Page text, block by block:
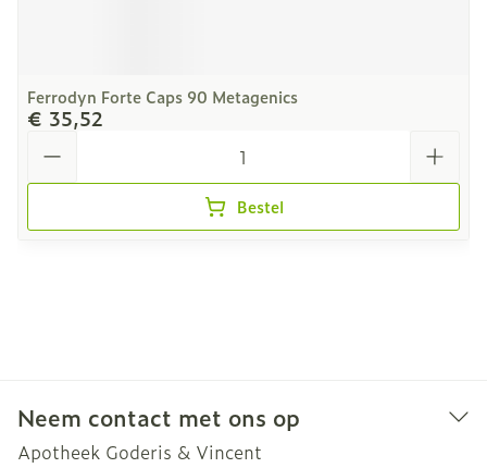
Ferrodyn Forte Caps 90 Metagenics
€ 35,52
Bestel
Neem contact met ons op
Apotheek Goderis & Vincent